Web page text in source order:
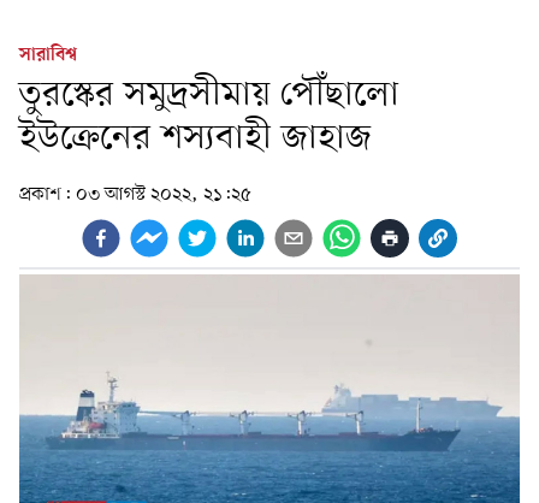
সারাবিশ্ব
তুরস্কের সমুদ্রসীমায় পৌঁছালো
ইউক্রেনের শস্যবাহী জাহাজ
প্রকাশ: ০৩ আগস্ট ২০২২, ২১:২৫